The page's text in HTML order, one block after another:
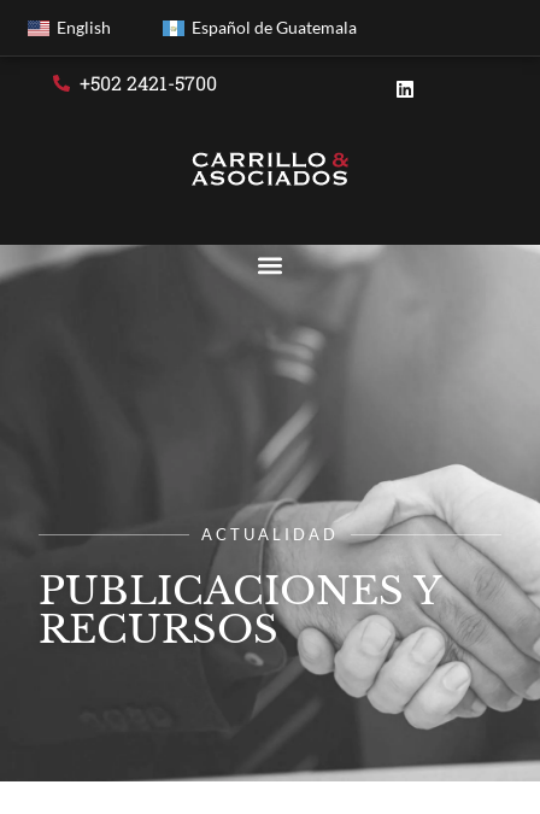
English Español de Guatemala
+502 2421-5700
ACTUALIDAD
PUBLICACIONES Y
RECURSOS